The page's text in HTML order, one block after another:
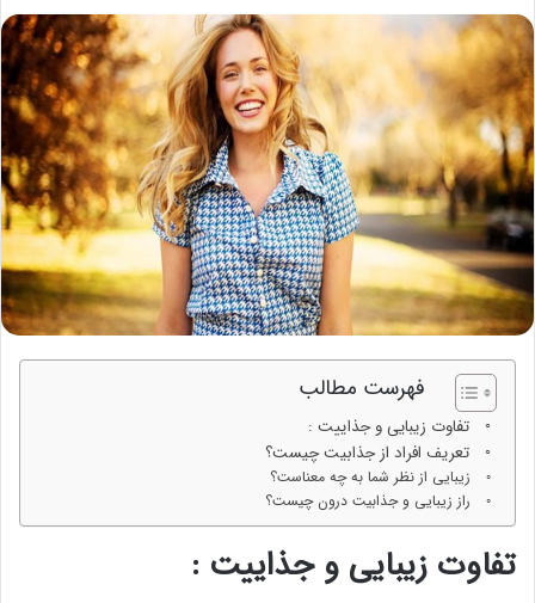
فهرست مطالب
تفاوت زیبایی و جذاییت :
تعریف افراد از جذابیت چیست؟
زیبایی از نظر شما به چه معناست؟
راز زیبایی و جذابیت درون چیست؟
تفاوت زیبایی و جذاییت :